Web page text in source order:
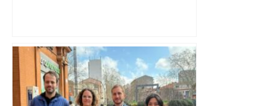
Bilan du marché du logement neuf :
une lueur d'espoir pour l'immobilier à
Toulouse ? – Actu.fr